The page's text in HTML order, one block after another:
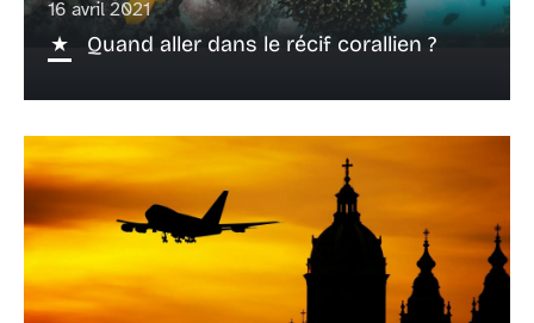
16 avril 2021
Quand aller dans le récif corallien ?